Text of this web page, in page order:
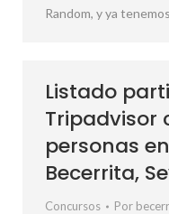
Random, y ya
Listado
Tripadvisor
personas
Becerrita,
Concursos Por